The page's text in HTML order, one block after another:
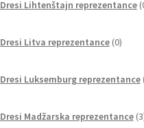
Dresi Lihtenštajn reprezentance
Dresi Litva reprezentance 0
Dresi Luksemburg reprezentance
Dresi Madžarska reprezentance 3